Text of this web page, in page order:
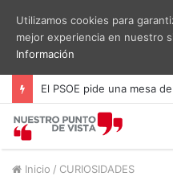
Inicio / CURIOSIDADES
Utilizamos cookies para
mejor experiencia en nuestro
Información